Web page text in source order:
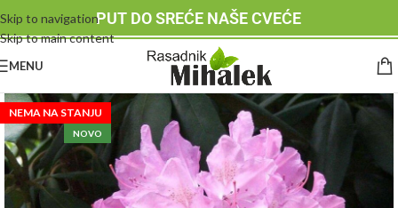
Skip to navigation
Skip to main content
PUT DO SREĆE NAŠE CVEĆE
MENU
NEMA NA STANJU
NOVO